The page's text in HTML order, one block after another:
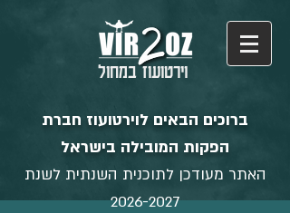
וירטועוז במחול
ברוכים הבאים לוירטועוז חברת
הפקות המובילה בישראל
האתר מעודכן לתוכנית השנתית לשנת
2026-2027